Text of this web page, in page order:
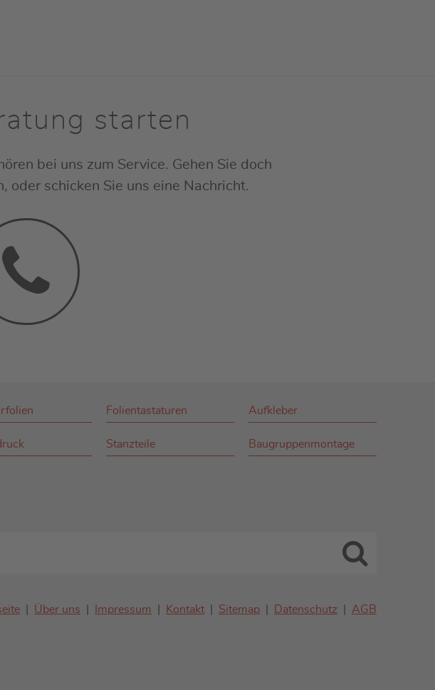
starten
bei uns zum Service. Gehen Sie doch
oder schicken Sie uns eine Nachricht.
Folientastaturen Aufkleber
Stanzteile Baugruppenmontage
Über uns Impressum Kontakt Sitemap Datenschutz AGB